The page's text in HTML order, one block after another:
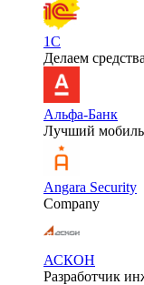
1С
Делаем
Альфа-Банк
Лучший
Angara Security
Company
АСКОН
Разработчик